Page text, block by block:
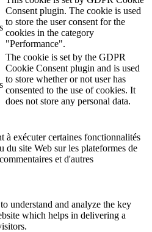
Consent plugin. The cookie is used
to store the user consent for the
cookies in the category
"Performance".
The cookie is set by the GDPR
Cookie Consent plugin and is used
to store whether or not user has
consented to the use of cookies. It
does not store any personal data.
à exécuter certaines fonctionnalités
du site Web sur les plateformes de
et d'autres
understand and analyze the key
which helps in delivering a